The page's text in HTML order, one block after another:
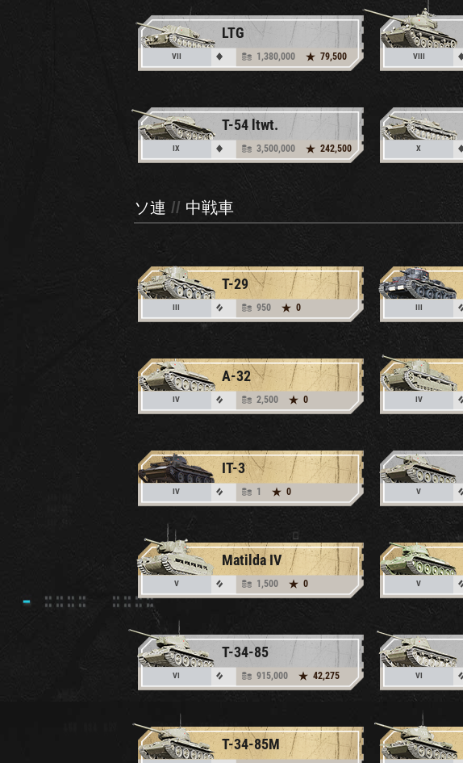
LTG
VII 1,380,000 79,500 VIII
T-54 ltwt.
IX 3,500,000 242,500 X
ソ連 // 中戦車
T-29
III 950 0 III
A-32
IV 2,500 0 IV
IT-3
IV 1 0 V
Matilda IV
V 1,500 0 V
T-34-85
VI 915,000 42,275 VI
T-34-85M